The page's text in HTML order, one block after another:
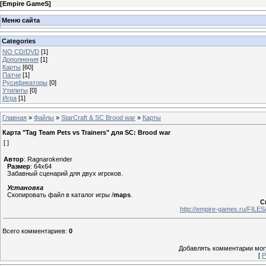
[Empire GameS]
Меню сайта
Categories
NO CD/DVD [1]
Дополнения [1]
Карты [60]
Патчи [1]
Русификаторы [0]
Утилиты [0]
Игра [1]
Главная » Файлы » StarCraft & SC Brood war » Карты
Карта "Tag Team Pets vs Trainers" для SC: Brood war
[ ]
Автор: Ragnarokender
Размер: 64x64
Забавный сценарий для двух игроков.
Установка
Скопировать файл в каталог игры /maps
http://empire-games.ru/
Всего комментариев: 0
Добавлять комментарии
[